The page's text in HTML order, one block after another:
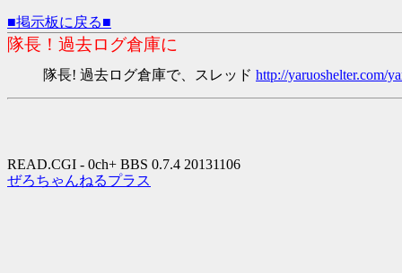
■掲示板に戻る■
隊長！過去ログ倉庫に
隊長! 過去ログ倉庫で、スレッド http://yaruoshelter.com/
READ.CGI - 0ch+ BBS 0.7.4 20131106
ぜろちゃんねるプラス